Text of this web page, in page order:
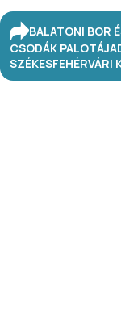
BALATONI BOR
CSODÁK PALOTÁJA
SZÉKESFEHÉRVÁRI